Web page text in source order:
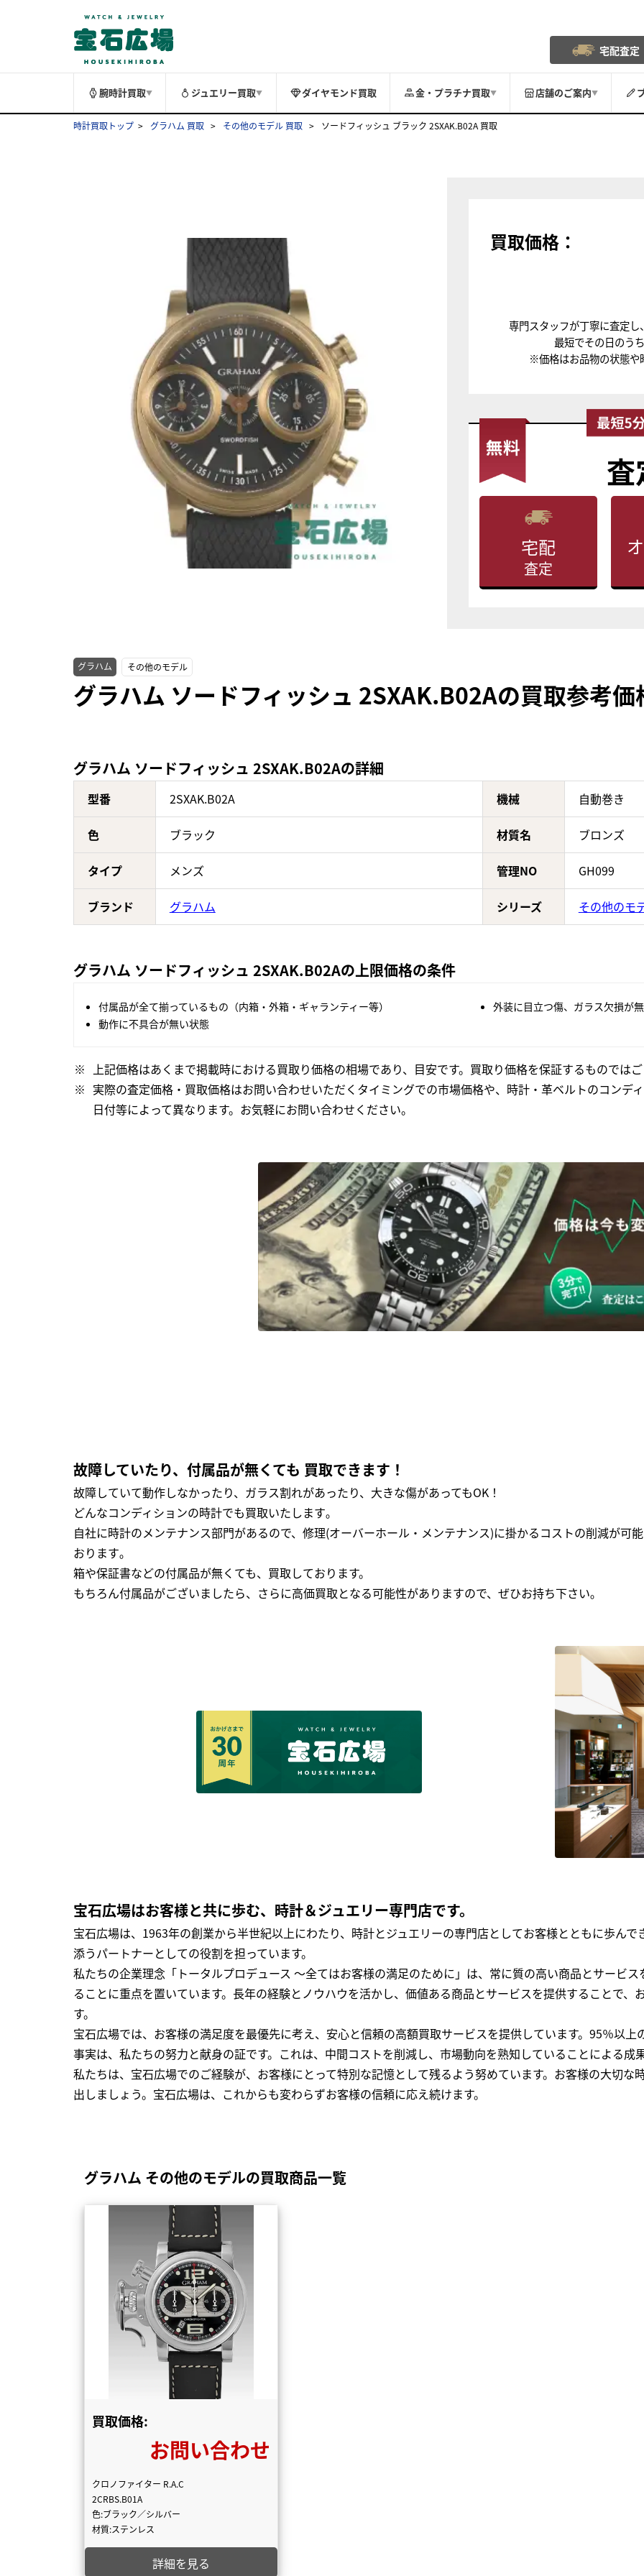
宅配査定
腕時計買取▼ ジュエリー買取▼ ダイヤモンド買取 金・プラチナ買取▼ 店舗のご案内▼
時計買取トップ グラハム 買取 その他のモデル 買取 ソードフィッシュ ブラック 2SXAK.B02A 買取
買取価格：
専門スタッフが丁寧に査定
最短でその日のう
※価格はお品物の状態や
宅配
査定
グラハム その他のモデル
グラハム ソードフィッシュ 2SXAK.B02Aの買取参考価
グラハム ソードフィッシュ 2SXAK.B02Aの詳細
型番 2SXAK.B02A 機械 自動巻き
色 ブラック 材質名 ブロンズ
タイプ メンズ 管理NO GH099
ブランド グラハム シリーズ その他のモ
グラハム ソードフィッシュ 2SXAK.B02Aの上限価格の条件
付属品が全て揃っているもの（内箱・外箱・ギャランティー等）
外装に目立つ傷、ガラス欠損が
動作に不具合が無い状態
上記価格はあくまで掲載時における買取り価格の相場であり、目安です。買取り価格を保証するものでは
実際の査定価格・買取価格はお問い合わせいただくタイミングでの市場価格や、時計・革ベルトのコンデ
日付等によって異なります。お気軽にお問い合わせください。
故障していたり、付属品が無くても 買取できます！
故障していて動作しなかったり、ガラス割れがあったり、大きな傷があってもOK！
どんなコンディションの時計でも買取いたします｡
自社に時計のメンテナンス部門があるので、修理(オーバーホール・メンテナンス)に掛かるコストの削減が可
おります｡
箱や保証書などの付属品が無くても、買取しております。
もちろん付属品がございましたら、さらに高価買取となる可能性がありますので、ぜひお持ち下さい｡
宝石広場はお客様と共に歩む、時計＆ジュエリー専門店です。
宝石広場は、1963年の創業から半世紀以上にわたり、時計とジュエリーの専門店としてお客様とともに歩ん
添うパートナーとしての役割を担っています。
私たちの企業理念「トータルプロデュース ～全てはお客様の満足のために」は、常に質の高い商品とサービ
ることに重点を置いています。長年の経験とノウハウを活かし、価値ある商品とサービスを提供することで
す。
宝石広場では、お客様の満足度を最優先に考え、安心と信頼の高額買取サービスを提供しています。95％以
事実は、私たちの努力と献身の証です。これは、中間コストを削減し、市場動向を熟知していることによる成
私たちは、宝石広場でのご経験が、お客様にとって特別な記憶として残るよう努めています。お客様の大切な
出しましょう。宝石広場は、これからも変わらずお客様の信頼に応え続けます。
グラハム その他のモデルの買取商品一覧
買取価格:
お問い合わせ
クロノファイター R.A.C
2CRBS.B01A
色:ブラック／シルバー
材質:ステンレス
詳細を見る